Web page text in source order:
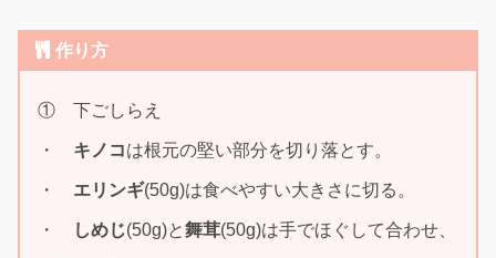
作り方
① 下ごしらえ
・ キノコは根元の堅い部分を切り落とす。
・ エリンギ(50g)は食べやすい大きさに切る。
・ しめじ(50g)と舞茸(50g)は手でほぐして合わせ、